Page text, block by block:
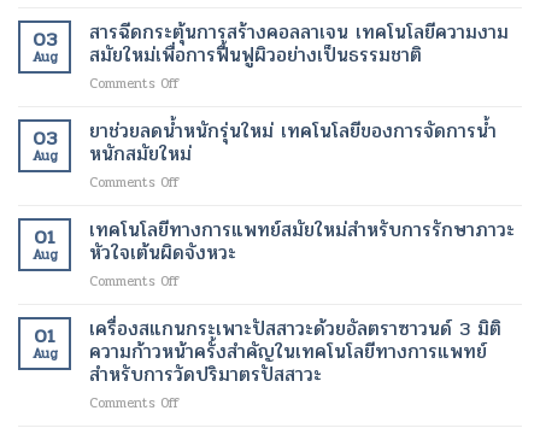
ดี
ขึ้น
ร่าง
และ
โดย
ไม่
ต้อง
ฟื้นฟู
เนื้อเยื่อ
ให้
กลับ
ตาม
ปกติ
อีก
เทคโนโลยี
ทางการ
แพทย์
สมัย
นาโน
ไข
มัน
ขนาด
ระดับ
นาโน
วงการ
เพื่อ
ร้าย
แรง
03
Aug
สารฉีดกระตุ้นการสร้างคอลลาเจน เทคโนโลยีความงาม
สมัยใหม่เพื่อการฟื้นฟูผิวอย่างเป็นธรรมชาติ
Comments Offon
ฉีด
กระตุ้น
การ
สร้าง
ล
ลา
งาม
สมัย
ใหม่
03
Aug
ยาช่วยลดน้ำหนักรุ่นใหม่ เทคโนโลยีของการจัดการน้ำ
หนักสมัยใหม่
Comments Offon
ช่วย
ลด
น้ำ
หนัก
ใหม่
เทคโนโลยี
ของ
การ
จัดการ
01
Aug
เทคโนโลยีทางการแพทย์สมัยใหม่สำหรับการรักษาภาวะ
หัวใจเต้นผิดจังหวะ
Comments Offon
ทางการ
แพทย์
สมัย
ใหม่
สำหรับ
01
Aug
เครื่องสแกนกระเพาะปัสสาวะด้วยอัลตราซาวนด์ 3 มิติ
ความก้าวหน้าครั้งสำคัญในเทคโนโลยีทางการแพทย์
สำหรับการวัดปริมาตรปัสสาวะ
Comments Offon